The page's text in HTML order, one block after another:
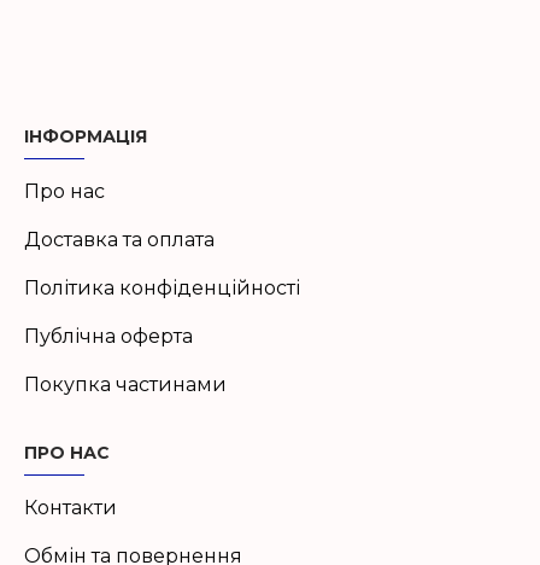
ІНФОРМАЦІЯ
Про нас
Доставка та оплата
Політика конфіденційності
Публічна оферта
Покупка частинами
ПРО НАС
Контакти
Обмін та повернення